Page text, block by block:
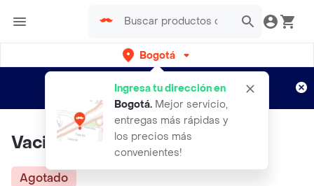
Bogotá
Ingresa tu dirección en
Bogotá. Mejor servicio,
entregas más rápidas y
los precios más
convenientes!
envíos gratis por semanas
Aplican TyC
Vacio De Res
Agotado